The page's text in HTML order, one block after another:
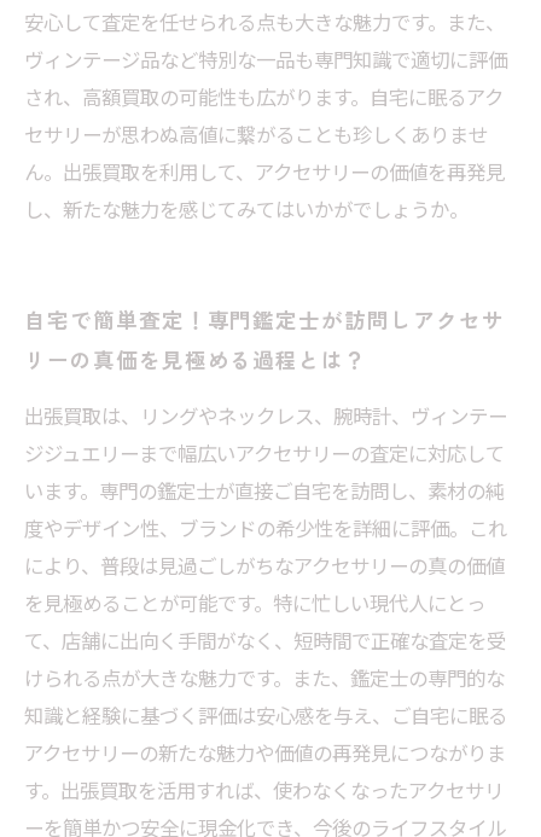
安心して査定を任せられる点も大きな魅力です。また、
ヴィンテージ品など特別な一品も専門知識で適切に評価
され、高額買取の可能性も広がります。自宅に眠るアク
セサリーが思わぬ高値に繋がることも珍しくありませ
ん。出張買取を利用して、アクセサリーの価値を再発見
し、新たな魅力を感じてみてはいかがでしょうか。
自宅で簡単査定！専門鑑定士が訪問しアクセサ
リーの真価を見極める過程とは？
出張買取は、リングやネックレス、腕時計、ヴィンテー
ジジュエリーまで幅広いアクセサリーの査定に対応して
います。専門の鑑定士が直接ご自宅を訪問し、素材の純
度やデザイン性、ブランドの希少性を詳細に評価。これ
により、普段は見過ごしがちなアクセサリーの真の価値
を見極めることが可能です。特に忙しい現代人にとっ
て、店舗に出向く手間がなく、短時間で正確な査定を受
けられる点が大きな魅力です。また、鑑定士の専門的な
知識と経験に基づく評価は安心感を与え、ご自宅に眠る
アクセサリーの新たな魅力や価値の再発見につながりま
す。出張買取を活用すれば、使わなくなったアクセサリ
ーを簡単かつ安全に現金化でき、今後のライフスタイル